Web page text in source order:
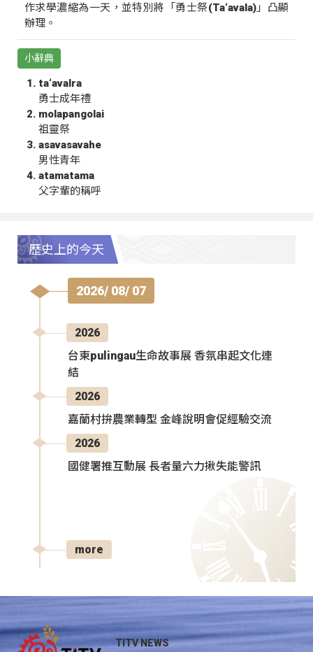
作求學濃縮為一天，並特別將「勇士祭(Ta‘avala)」凸顯
辦理。
小辭典
ta‘avalra
勇士成年禮
molapangolai
祖靈祭
asavasavahe
男性青年
atamatama
父字輩的稱呼
歷史上的今天
2026/ 08/ 07
2026
台東pulingau生命故事展 香氛串起文化連
結
2026
嘉蘭村拚農業轉型 金峰說明會促經驗交流
2026
國健署推互動展 長者量六力揪失能警訊
more
TITV NEWS